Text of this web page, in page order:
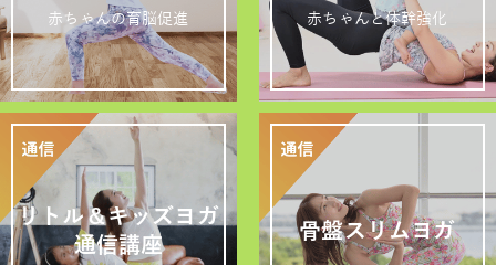
赤ちゃんの育脳促進 赤ちゃんと体幹強化
リトル＆キッズヨガ
通信講座
骨盤スリムヨガ